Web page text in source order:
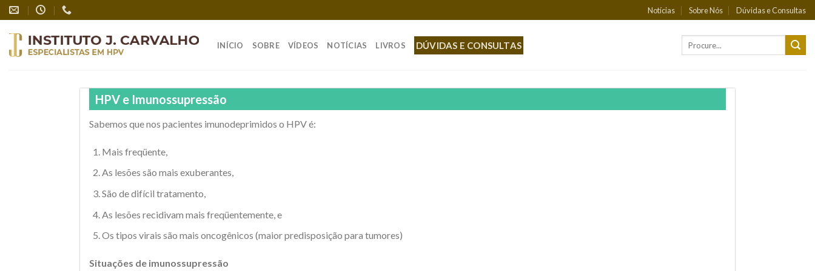
Skip
to
content
Notícias Sobre Nós Dúvidas e Consultas
INÍCIO SOBRE VÍDEOS NOTÍCIAS LIVROS DÚVIDAS E CONSULTAS
HPV e Imunossupressão
Sabemos que nos pacientes imunodeprimidos o HPV é:
Mais freqüente,
As lesões são mais exuberantes,
São de difícil tratamento,
As lesões recidivam mais freqüentemente, e
Os tipos virais são mais oncogênicos (maior predisposição para tumores)
Situações de imunossupressão